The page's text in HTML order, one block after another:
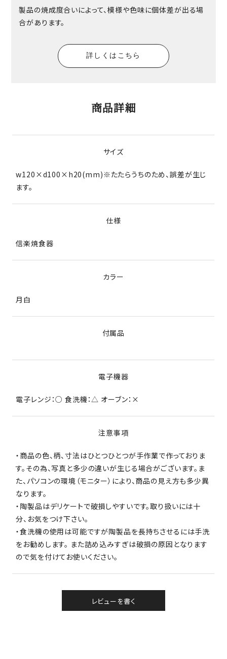
製品の焼成度合いによって、模様や色味に個体差が出る場
合があります。
詳しくはこちら
商品詳細
サイズ
w120×d100×h20(mm)※たたらうちのため、誤差が生じ
ます。
仕様
信楽焼食器
カラー
月白
付属品
電子機器
電子レンジ：○ 食洗機：△ オーブン：×
注意事項
・商品の色、柄、寸法はひとつひとつが手作業で作っておりま
す。その為、写真と多少の違いが生じる場合がございます。ま
た、パソコンの環境（モニター）により、商品の見え方も多少異
なります。
・陶製品はデリケートで破損しやすいです。取り扱いには十
分、お気をつけ下さい。
・食洗機の使用は可能ですが陶製品を長持ちさせるには手洗
をお勧めします。 また詰め込みすぎは破損の原因となります
ので気を付けてお使いください。
レビューを書く